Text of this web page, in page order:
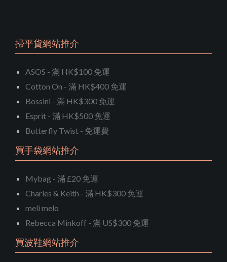
掃平貨網站推介
ASOS - 滿 HK$100 免運
Cotton On - 滿 HK$400 免運
Bossini - 滿 HK$300 免運
Esprit - 滿 HK$500 免運
Butterfly Twist - 免運費
買手袋網站推介
Mybag - 滿 £20 免運
Charles & Keith - 滿 HK$300 免運
meli melo
Rebecca Minkoff - 滿 US$300 免運
買波鞋網站推介